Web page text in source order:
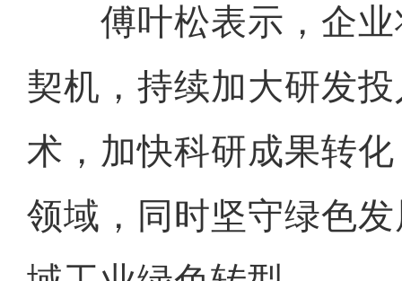
傅叶松表示，企业
契机，持续加大研发
术，加快科研成果转
领域，同时坚守绿色